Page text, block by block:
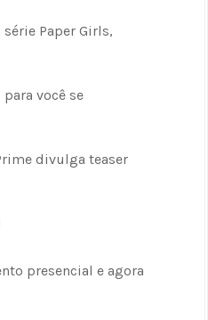
Paper Girls,
você se
divulga teaser
presencial e agora